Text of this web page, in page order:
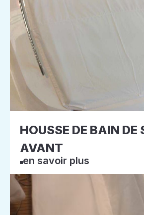
HOUSSE DE BAIN DE
AVANT
en savoir plus